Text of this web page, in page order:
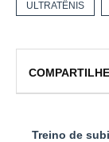
ULTRATÊNIS
COMPARTILHE
Treino de